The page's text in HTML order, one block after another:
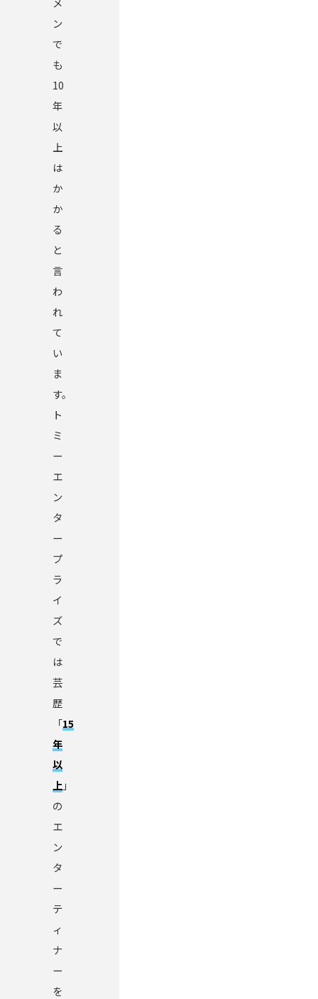
ン
で
も
10
年
以
上
は
か
か
る
と
言
わ
れ
て
い
ま
す。
ト
ミ
ー
エ
ン
タ
ー
プ
ラ
イ
ズ
で
は
芸
歴
「15
年
以
上 」
の
エ
ン
タ
ー
テ
ィ
ナ
ー
を